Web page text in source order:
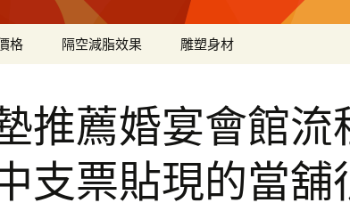
格 隔空減脂效果 雕塑身材
推薦婚宴會館流
支票貼現的當舖